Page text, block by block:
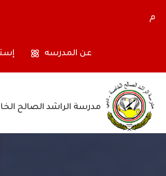
عن المدرسه
مدرسة الراشد الصالح